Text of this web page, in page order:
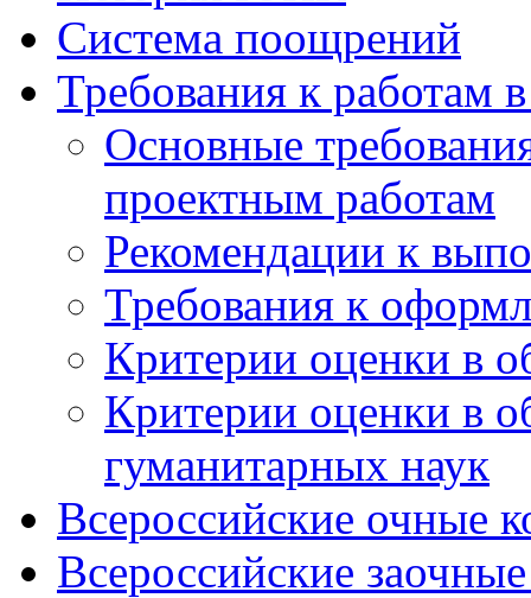
Система поощрений
Требования к работам
Основные
проектным работам
Рекомендации к
Требования к
Критерии оценки в
Критерии оценки в
гуманитарных наук
Всероссийские очные
Всероссийские